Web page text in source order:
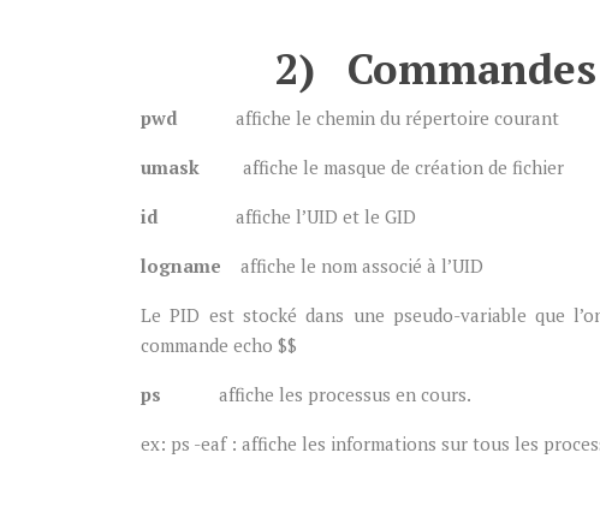
2)
pwd affiche le chemin du répertoire courant
umask affiche le masque de création de fichier
id affiche l’UID et le GID
logname affiche le nom associé à l’UID
Le PID est stocké dans une pseudo-variable que
commande echo $$
ps affiche les processus en cours.
ex: ps -eaf : affiche les informations sur tous les